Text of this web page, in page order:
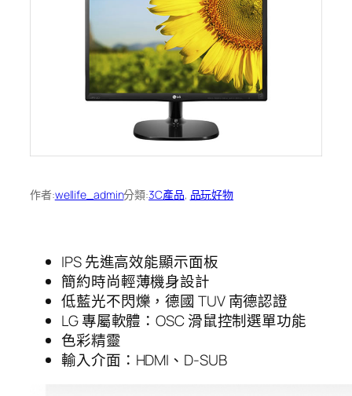
作者:wellife_admin分類:3C產品, 品玩好物
IPS 先進高效能顯示面板
簡約時尚輕薄機身設計
低藍光不閃爍，德國 TUV 南德認證
LG 專屬軟體：OSC 滑鼠控制選單功能
色彩精靈
輸入介面：HDMI、D-SUB